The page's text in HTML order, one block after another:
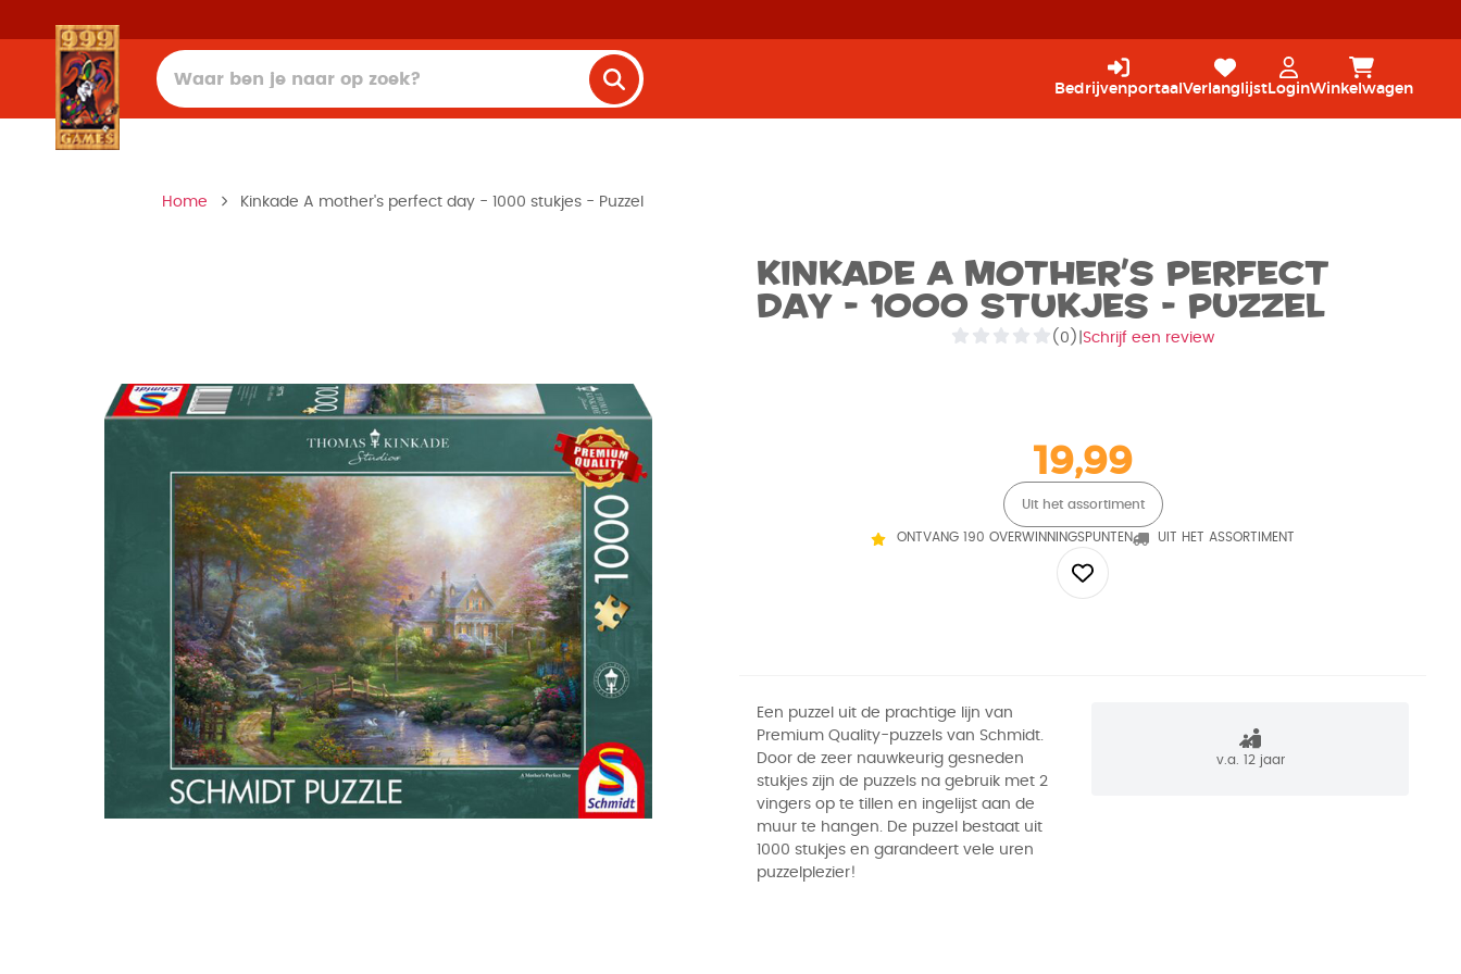
Bedrijvenportaal Verlanglijst LoginWinkelwagen
Home Kinkade A mother's perfect day - 1000 stukjes - Puzzel
Kinkade A mother's perfect
day - 1000 stukjes - Puzzel
(0) Schrijf een review
19,99
Uit het assortiment
ONTVANG 190 OVERWINNINGSPUNTEN UIT HET ASSORTIMENT
Een puzzel uit de prachtige lijn van
Premium Quality-puzzels van Schmidt.
Door de zeer nauwkeurig gesneden
stukjes zijn de puzzels na gebruik met 2
vingers op te tillen en ingelijst aan de
muur te hangen. De puzzel bestaat uit
1000 stukjes en garandeert vele uren
puzzelplezier!
v.a. 12 jaar